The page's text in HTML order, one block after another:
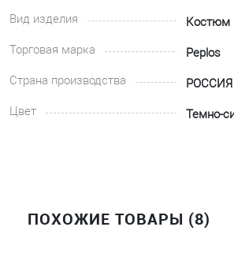
Вид изделия
Костюм
Торговая марка
Peplos
Страна производства
РОССИЯ
Цвет
Темно-
ПОХОЖИЕ ТОВАРЫ (8)